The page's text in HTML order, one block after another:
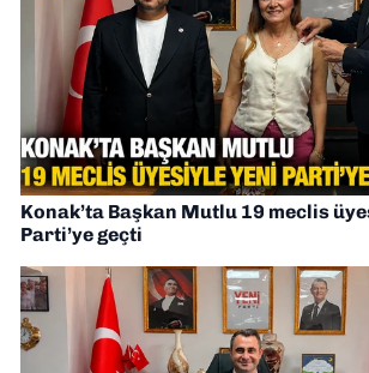
Konak’ta Başkan Mutlu 19 meclis
Parti’ye geçti